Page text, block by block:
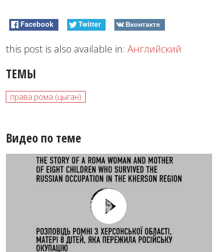
Facebook Twitter Вконтакте
this post is also available in: Английский
ТЕМЫ
права рома (цыган)
Видео по теме